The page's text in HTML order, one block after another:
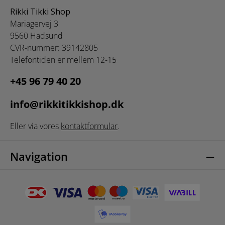
plastic acryl
Rikki Tikki Shop
Mariagervej 3
9560 Hadsund
CVR-nummer: 39142805
Telefontiden er mellem 12-15
+45 96 79 40 20
info@rikkitikkishop.dk
Eller via vores kontaktformular.
Navigation